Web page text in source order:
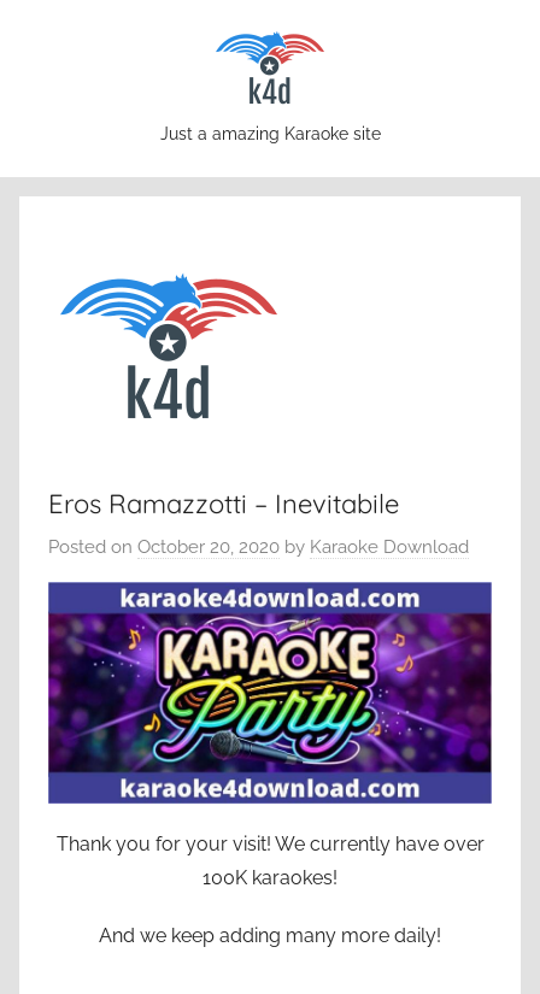
karaoke4download.com
Just a amazing Karaoke site
Eros Ramazzotti – Inevitabile
Posted on October 20, 2020 by Karaoke Download
Thank you for your visit! We currently have over
100K karaokes!
And we keep adding many more daily!